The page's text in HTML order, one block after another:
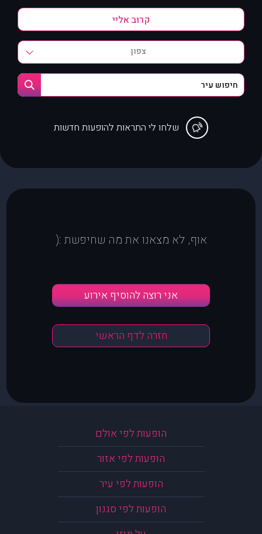
צפון
שלחו לי התראות להופעות חדשות
אוף, לא מצאנו את מה שחיפשת :(
אני רוצה להוסיף אירוע
חזרה לדף הראשי
הופעות לפי אולם
הופעות לפי אזור
הופעות לפי עיר
הופעות לפי סגנון